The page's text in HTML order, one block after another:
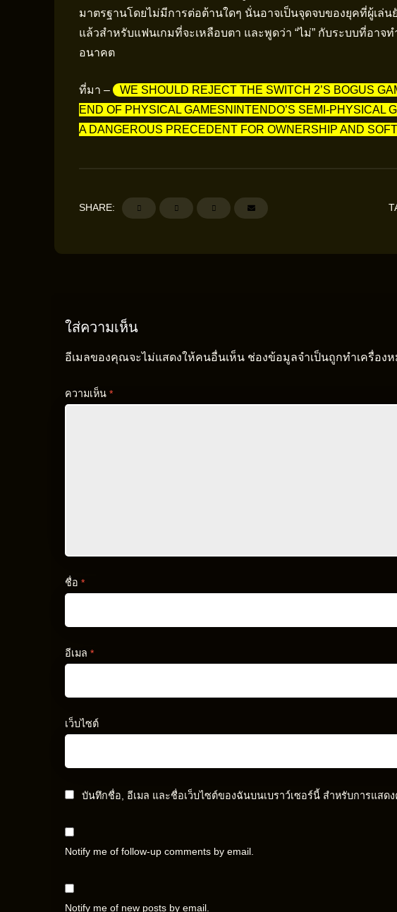
มาตรฐานโดยไม่มีการต่อต้านใดๆ นั่นอาจเป็นจุดจบของยุคที่ผู้เล่นยั
แล้วสำหรับแฟนเกมที่จะเหลือบตา และพูดว่า “ไม่” กับระบบที่อาจ
อนาคต
ที่มา –
WE SHOULD REJECT THE SWITCH 2’S BOGUS
END OF PHYSICAL GAMESNINTENDO’S SEMI-PHYSICAL
A DANGEROUS PRECEDENT FOR OWNERSHIP AND
SHARE:
ใส่ความเห็น
อีเมลของคุณจะไม่แสดงให้คนอื่นเห็น ช่องข้อมูลจำเป็นถูกทำเครื่องห
ความเห็น *
ชื่อ *
อีเมล *
เว็บไซต์
บันทึกชื่อ, อีเมล และชื่อเว็บไซต์ของฉันบนเบราว์เซอร์นี้ สำหรับการแสดง
Notify me of follow-up comments by email.
Notify me of new posts by email.